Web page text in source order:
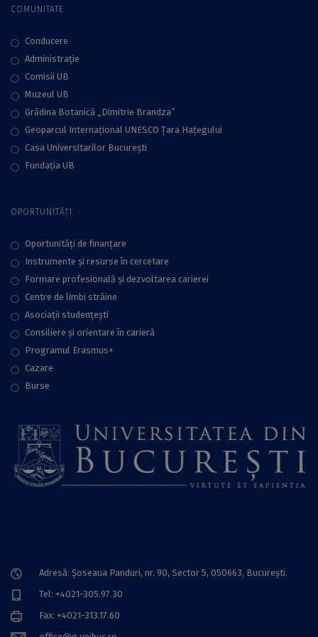
COMUNITATE
Conducere
Administraţie
Comisii UB
Muzeul UB
Grădina Botanică „Dimitrie Brandza”
Geoparcul Internațional UNESCO Țara Hațegului
Casa Universitarilor București
Fundaţia UB
OPORTUNITĂȚI
Oportunități de finanțare
Instrumente și resurse în cercetare
Formare profesională și dezvoltarea carierei
Centre de limbi străine
Asociații studențești
Consiliere şi orientare în carieră
Programul Erasmus+
Cazare
Burse
Adresă: Șoseaua Panduri, nr. 90, Sector 5, 050663, Bucureşti.
Tel: +4021-305.97.30
Fax: +4021-313.17.60